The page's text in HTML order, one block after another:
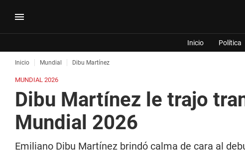
Inicio Política
Inicio Mundial Dibu Martínez
MUNDIAL 2026
Dibu Martínez le trajo
Mundial 2026
Emiliano Dibu Martínez brindó calma de cara al